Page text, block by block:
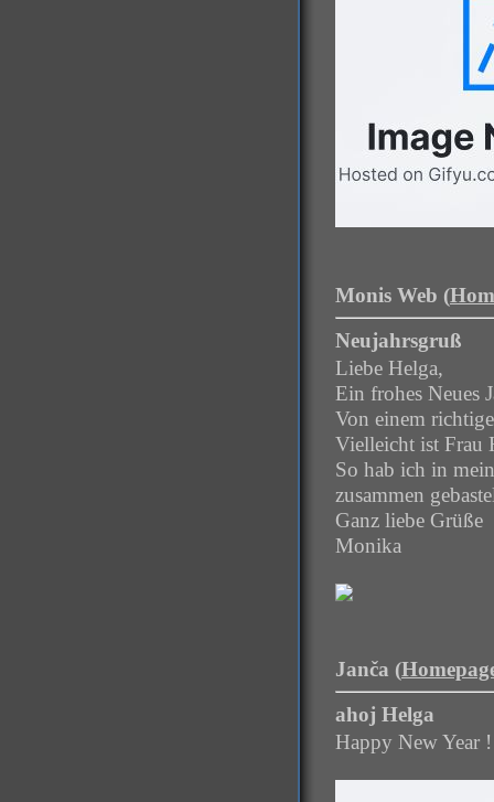
Monis Web (
Neujahrsgruß
Liebe Helga,
Ein frohes Neues
Von einem
Vielleicht ist Frau
So hab ich in
zusammen
Ganz liebe Grüße
Monika
Janča (
ahoj Helga
Happy New Year